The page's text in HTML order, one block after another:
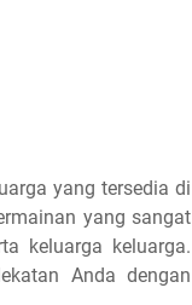
yang tersedia di
yang sangat
keluarga keluarga.
Anda dengan